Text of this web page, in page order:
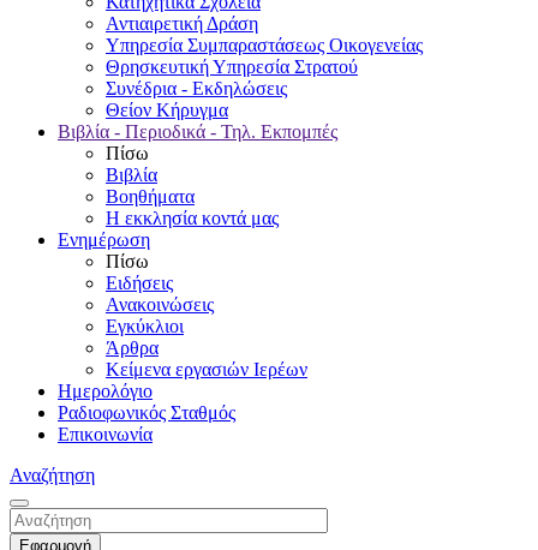
Αντιαιρετική Δράση
Υπηρεσία Συμπαραστάσεως Οικογενείας
Θρησκευτική Υπηρεσία Στρατού
Συνέδρια - Εκδηλώσεις
Θείον Κήρυγμα
Βιβλία - Περιοδικά - Τηλ. Εκπομπές
Πίσω
Βιβλία
Βοηθήματα
Η εκκλησία κοντά μας
Ενημέρωση
Πίσω
Ειδήσεις
Ανακοινώσεις
Εγκύκλιοι
Άρθρα
Κείμενα εργασιών Ιερέων
Ημερολόγιο
Ραδιοφωνικός Σταθμός
Επικοινωνία
Αναζήτηση